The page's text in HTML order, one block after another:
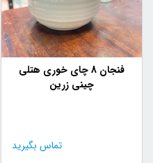
فنجان 8 چای خوری هتلی
چینی زرین
تماس بگیرید